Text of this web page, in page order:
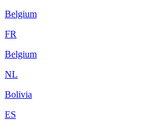
Belgium
FR
Belgium
NL
Bolivia
ES